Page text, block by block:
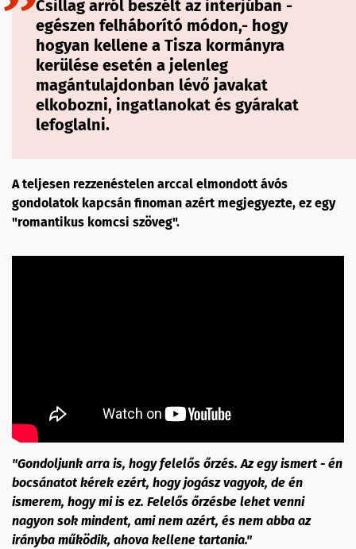
Csillag arról beszélt az interjúban -
egészen felháborító módon,- hogy
hogyan kellene a Tisza kormányra
kerülése esetén a jelenleg
magántulajdonban lévő javakat
elkobozni, ingatlanokat és gyárakat
lefoglalni.
A teljesen rezzenéstelen arccal elmondott ávós
gondolatok kapcsán finoman azért megjegyezte, ez egy
"romantikus komcsi szöveg".
"Gondoljunk arra is, hogy felelős őrzés. Az egy ismert - én
bocsánatot kérek ezért, hogy jogász vagyok, de én
ismerem, hogy mi is ez. Felelős őrzésbe lehet venni
nagyon sok mindent, ami nem azért, és nem abba az
irányba működik, ahova kellene tartania."